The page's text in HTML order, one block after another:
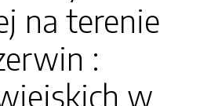
na terenie
:
w